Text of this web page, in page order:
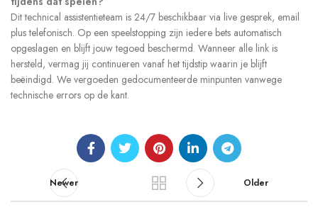
Dit technical assistentieteam is 24/7 beschikbaar via live gesprek, email
plus telefonisch. Op een speelstopping zijn iedere bets automatisch
opgeslagen en blijft jouw tegoed beschermd. Wanneer alle link is
hersteld, vermag jij continueren vanaf het tijdstip waarin je blijft
beëindigd. We vergoeden gedocumenteerde minpunten vanwege
technische errors op de kant.
Newer Older